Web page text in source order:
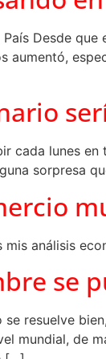
Desde que
aumentó,
cada lunes
sorpresa
mis análisis
se
se resuelve
mundial, de